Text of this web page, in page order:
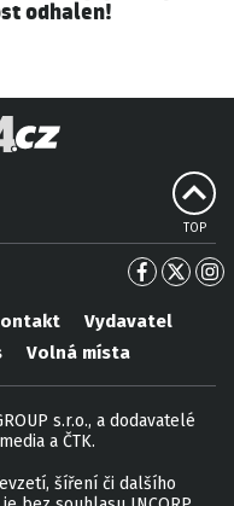
odhalen!
TOP
Vydavatel
Volná místa
s.r.o., a dodavatelé
a ČTK.
šíření či dalšího